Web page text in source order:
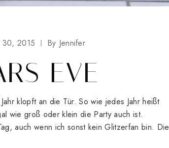
30, 2015 By Jennifer
EVE
klopft an die Tür. So wie jedes Jahr heißt
wie groß oder klein die Party auch ist.
auch wenn ich sonst kein Glitzerfan bin. Die